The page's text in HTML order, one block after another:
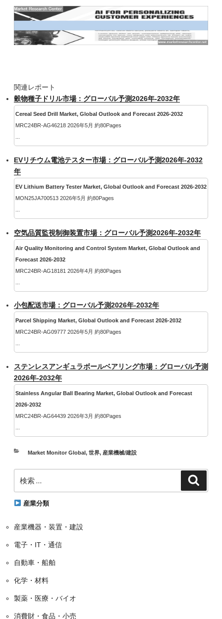
関連レポート
穀物種子ドリル市場：グローバル予測2026年-2032年
Cereal Seed Drill Market, Global Outlook and Forecast 2026-2032
MRC24BR-AG46218 2026年5月 約80Pages
EVリチウム電池テスター市場：グローバル予測2026年-2032
年
EV Lithium Battery Tester Market, Global Outlook and Forecast 2026-2032
MON25JA700513 2026年5月 約80Pages
空気品質監視制御装置市場：グローバル予測2026年-2032年
Air Quality Monitoring and Control System Market, Global Outlook and
Forecast 2026-2032
MRC24BR-AG18181 2026年4月 約80Pages
小包配送市場：グローバル予測2026年-2032年
Parcel Shipping Market, Global Outlook and Forecast 2026-2032
MRC24BR-AG09777 2026年5月 約80Pages
ステンレスアンギュラボールベアリング市場：グローバル予測
2026年-2032年
Stainless Angular Ball Bearing Market, Global Outlook and Forecast
2026-2032
MRC24BR-AG64439 2026年3月 約80Pages
カ
リ
Market Monitor Global, 世界, 産業機械/建設
索:
産業分類
産業機器・装置・建設
電子・IT・通信
自動車・船舶
化学・材料
製薬・医療・バイオ
消費財・食品・小売